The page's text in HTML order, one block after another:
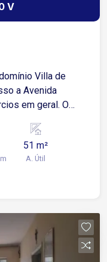
V
Villa de
a Avenida
em geral. O
banheiro
garagem
51 m²
A. Útil